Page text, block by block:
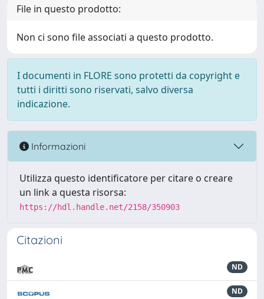
File in questo prodotto:
Non ci sono file associati a questo prodotto.
I documenti in FLORE sono protetti da copyright e
tutti i diritti sono riservati, salvo diversa
indicazione.
Informazioni
Utilizza questo identificatore per citare o creare
un link a questa risorsa:
https://hdl.handle.net/2158/350903
Citazioni
ND
ND